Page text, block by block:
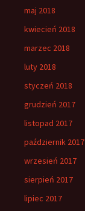
maj 2018
kwiecień 2018
marzec 2018
luty 2018
styczeń 2018
grudzień 2017
listopad 2017
październik 2017
wrzesień 2017
sierpień 2017
lipiec 2017